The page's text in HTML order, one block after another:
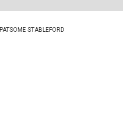
PATSOME STABLEFORD